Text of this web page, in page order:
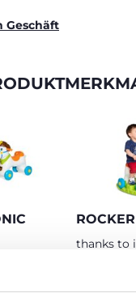
Geschäft
the eyes
ROCKER
thanks to